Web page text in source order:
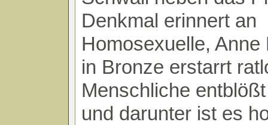
Denkmal erinnert an
Homosexuelle,
in Bronze erstarrt
Menschliche
und darunter ist es